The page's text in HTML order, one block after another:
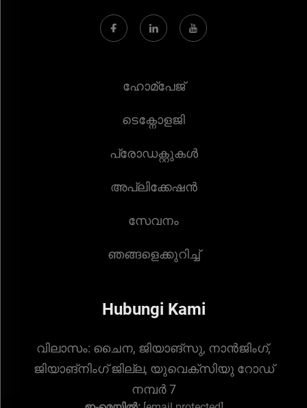
ഹോമ്‌പേജ്
ടെക്നോളജി
പ്രോഡക്റ്റുകൾ
അപ്ലിക്കേഷൻ
സേവനം
ഞങ്ങളെക്കുറിച്ച്
Hubungi Kami
വിലാസം: ചൈന, ജിയാങ്സു, നാൻജിംഗ്,
ജിയാങ്നിംഗ് ജില്ല, യുവെക്സിയു റോഡ്
നമ്പർ 7